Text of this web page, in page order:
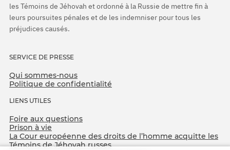
les Témoins de Jéhovah et ordonné à la Russie de mettre fin à
leurs poursuites pénales et de les indemniser pour tous les
préjudices causés.
SERVICE DE PRESSE
Qui sommes-nous
Politique de confidentialité
LIENS UTILES
Foire aux questions
Prison à vie
La Cour européenne des droits de l’homme acquitte les
Témoins de Jéhovah russes